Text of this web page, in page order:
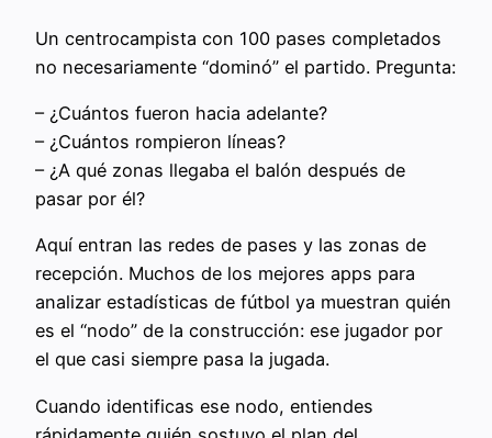
Un centrocampista con 100 pases completados
no necesariamente “dominó” el partido. Pregunta:
– ¿Cuántos fueron hacia adelante?
– ¿Cuántos rompieron líneas?
– ¿A qué zonas llegaba el balón después de
pasar por él?
Aquí entran las redes de pases y las zonas de
recepción. Muchos de los mejores apps para
analizar estadísticas de fútbol ya muestran quién
es el “nodo” de la construcción: ese jugador por
el que casi siempre pasa la jugada.
Cuando identificas ese nodo, entiendes